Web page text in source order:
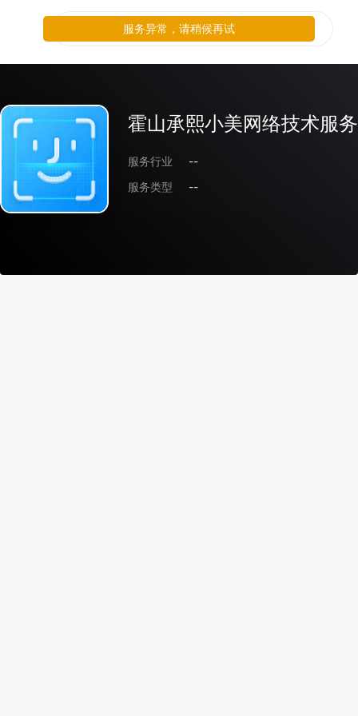
霍山承熙小美网络技术服
服务行业
--
服务类型
--
服务异常，请稍候再试